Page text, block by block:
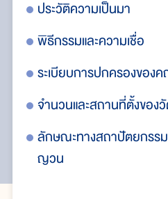
ประวัติความเป็นมา
พิธีกรรมและความเชื่อ
ระเบียบการปกครองขอ
จำนวนและสถานที่ตั้งของ
ลักษณะทางสถาปัตยกรร
ญวน